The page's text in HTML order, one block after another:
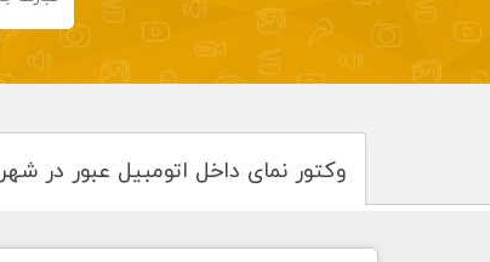
وکتور نمای داخل اتومبیل عبور در شهر